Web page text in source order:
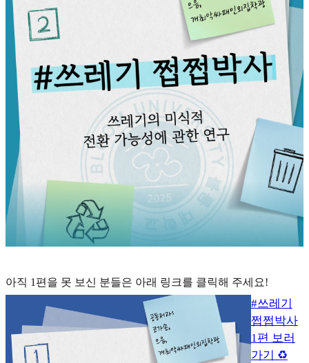
아직 1편을 못 보신 분들은 아래 링크를 클릭해 주세요!
#쓰레기
쩝쩝박사
1편 보러
가기 ♻️